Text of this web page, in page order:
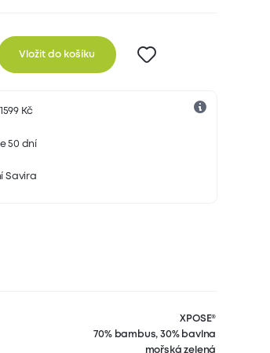
Vložit do košíku
Kč
50 dní
Savira
XPOSE®
70% bambus, 30% bavlna
mořská zelená